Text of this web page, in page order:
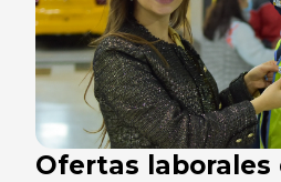
Ofertas laborales